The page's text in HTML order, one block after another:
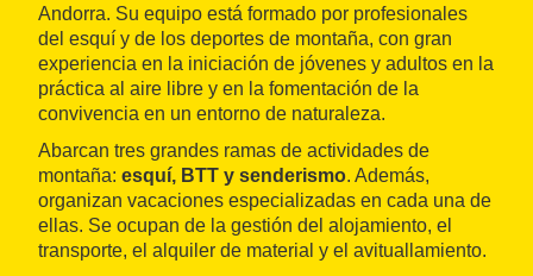
Andorra. Su equipo está formado por profesionales
del esquí y de los deportes de montaña, con gran
experiencia en la iniciación de jóvenes y adultos en la
práctica al aire libre y en la fomentación de la
convivencia en un entorno de naturaleza.
Abarcan tres grandes ramas de actividades de
montaña: esquí, BTT y senderismo. Además,
organizan vacaciones especializadas en cada una de
ellas. Se ocupan de la gestión del alojamiento, el
transporte, el alquiler de material y el avituallamiento.